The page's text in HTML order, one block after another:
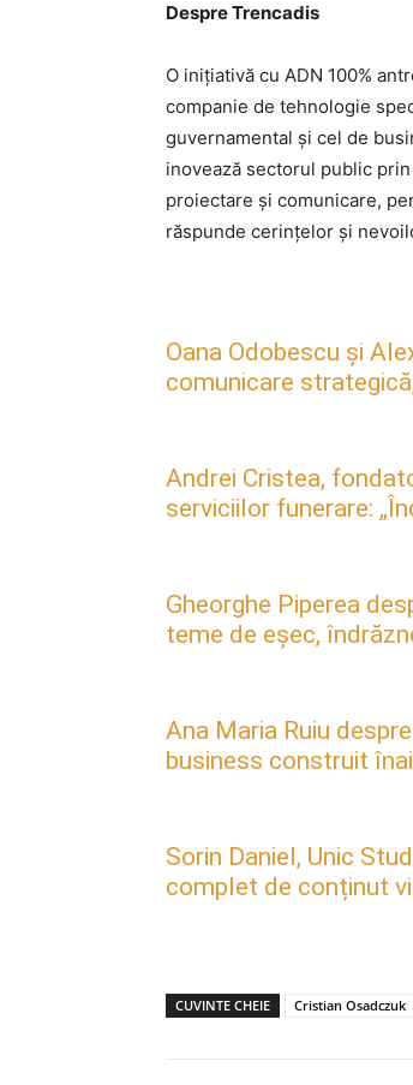
Despre Trencadis
O inițiativă cu ADN 100%
companie de tehnologie
guvernamental și cel de
inovează sectorul public
proiectare și comunicare,
răspunde cerințelor și
Oana Odobescu și
comunicare
Andrei Cristea,
serviciilor funerare:
Gheorghe Piperea
teme de eșec,
Ana Maria Ruiu
business construit
Sorin Daniel, Unic
complet de conținut
CUVINTE CHEIE Cristian Osadczuk